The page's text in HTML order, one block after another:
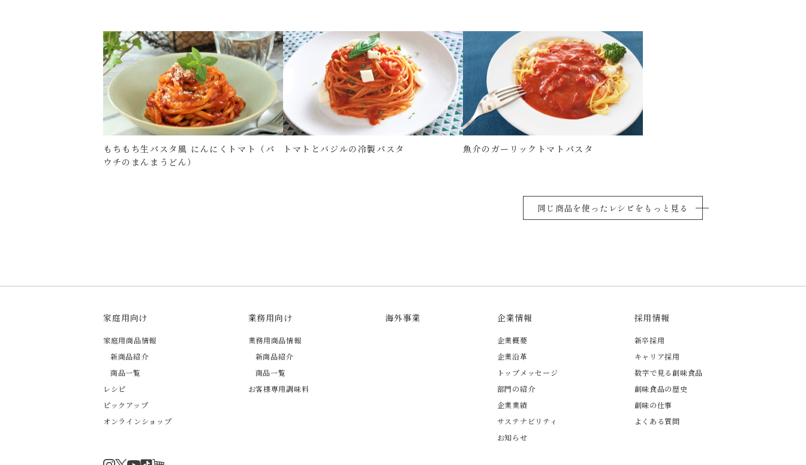
もちもち生パスタ風 にんにくトマト（パ
ウチのまんまうどん）
トマトとバジルの冷製パスタ 魚介のガーリックトマトパスタ
同じ商品を使ったレシピをもっと見る
家庭用向け
家庭用商品情報
新商品紹介
商品一覧
レシピ
ピックアップ
オンラインショップ
業務用向け
業務用商品情報
新商品紹介
商品一覧
お客様専用調味料
海外事業 企業情報
企業概要
企業沿革
トップメッセージ
部門の紹介
企業業績
サステナビリティ
お知らせ
採用情報
新卒採用
キャリア採用
数字で見る創味食品
創味食品の歴史
創味の仕事
よくある質問